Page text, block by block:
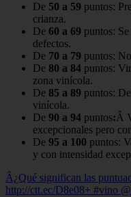
De 50 a 59 puntos:
crianza.
De 60 a 69 puntos:
defectos.
De 70 a 79 puntos:
De 80 a 84 puntos:
zona vinícola.
De 85 a 89 puntos:
vinícola.
De 90 a 94 puntos:Â
excepcionales pero
De 95 a 100 puntos:
y con intensidad
Â¿Qué significan las
http://ctt.ec/D8e08+ #vino